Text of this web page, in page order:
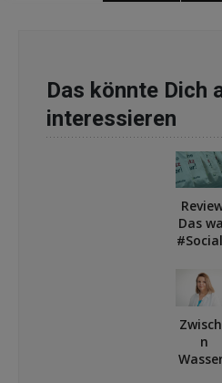
Das könnte Dich
interessieren
Das
a – in 10
Häppche
n
n